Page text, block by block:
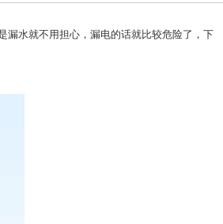
漏水就不用担心，漏电的话就比较危险了，下